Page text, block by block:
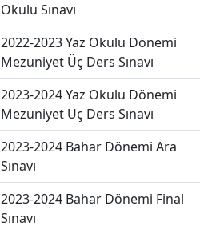
Okulu Sınavı
2022-2023 Yaz Okulu Dönemi
Mezuniyet Üç Ders Sınavı
2023-2024 Yaz Okulu Dönemi
Mezuniyet Üç Ders Sınavı
2023-2024 Bahar Dönemi Ara
Sınavı
2023-2024 Bahar Dönemi Final
Sınavı